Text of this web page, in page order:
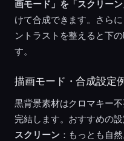
画モード」を「スクリーン
けて合成できます。さら
ントラストを整えると下
す。
描画モード・合成設定
黒背景素材はクロマキー
完結します。おすすめの設
スクリーン：もっとも自